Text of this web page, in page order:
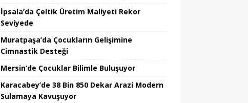
İpsala’da Çeltik Üretim Maliyeti Rekor
Seviyede
Muratpaşa’da Çocukların Gelişimine
Cimnastik Desteği
Mersin’de Çocuklar Bilimle Buluşuyor
Karacabey’de 38 Bin 850 Dekar Arazi Modern
Sulamaya Kavuşuyor